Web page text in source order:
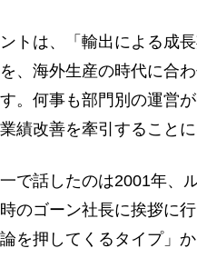
トは、「輸出による成
、海外生産の時代に合
。何事も部門別の運営
績改善を牽引すること
で話したのは2001年、
のゴーン社長に挨拶に
を押してくるタイプ」